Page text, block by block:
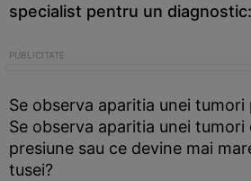
specialist pentru un diagnostic:
Se observa aparitia unei tumori
Se observa aparitia unei tumori
presiune sau ce devine mai
tusei?